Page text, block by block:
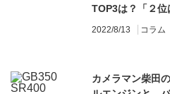
TOP3は？「２位
2022/8/13 コラム
カメラマン柴田